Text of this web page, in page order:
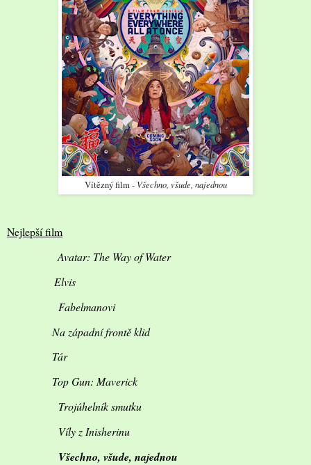
Vítězný film - Všechno, všude, najednou
Nejlepší film
Avatar: The Way of Water
Elvis
Fabelmanovi
Na západní frontě klid
Tár
Top Gun: Maverick
Trojúhelník smutku
Víly z Inisherinu
Všechno, všude, najednou